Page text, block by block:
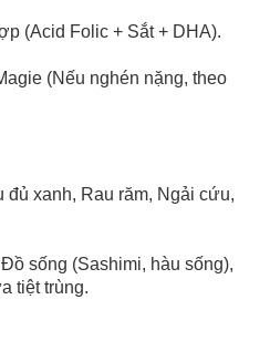
(Acid Folic + Sắt + DHA).
(Nếu nghén nặng, theo
xanh, Rau răm, Ngải cứu,
sống (Sashimi, hàu sống),
tiệt trùng.